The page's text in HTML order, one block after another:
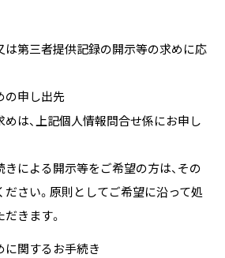
は第三者提供記録の開示等の求めに応
の申し出先
めは、上記個人情報問合せ係にお申し
による開示等をご希望の方は、その
ださい。原則としてご希望に沿って処
きます。
に関するお手続き